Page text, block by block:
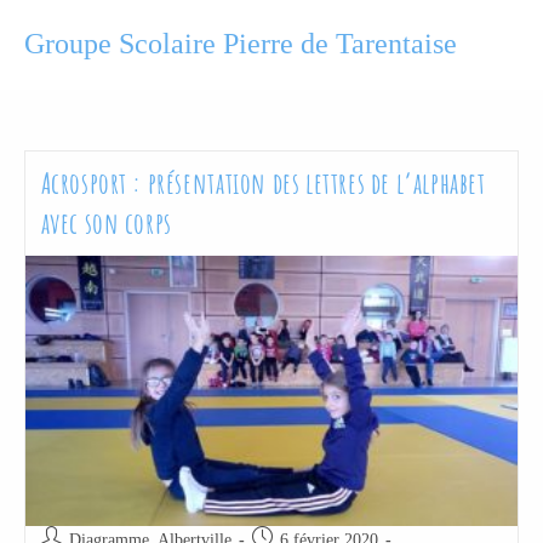
Groupe Scolaire Pierre de Tarentaise
Acrosport : présentation des lettres de l’alphabet
avec son corps